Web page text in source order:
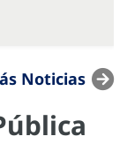
Noticias